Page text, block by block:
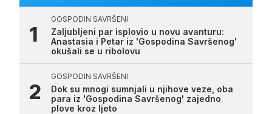
GOSPODIN SAVRŠENI
Zaljubljeni par isplovio u novu avanturu:
Anastasia i Petar iz 'Gospodina Savršenog'
okušali se u ribolovu
GOSPODIN SAVRŠENI
Dok su mnogi sumnjali u njihove veze, oba
para iz 'Gospodina Savršenog' zajedno
plove kroz ljeto